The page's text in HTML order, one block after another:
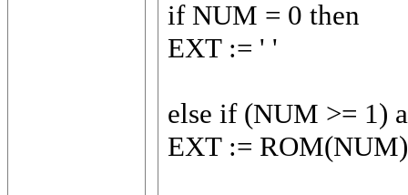
if NUM = 0 then
EXT := ' '
else if (NUM >= 1)
EXT := ROM(NUM)